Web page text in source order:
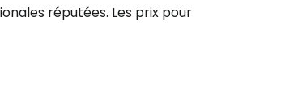
réputées. Les prix pour